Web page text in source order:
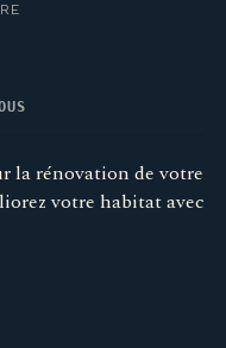
la rénovation de votre
votre habitat avec